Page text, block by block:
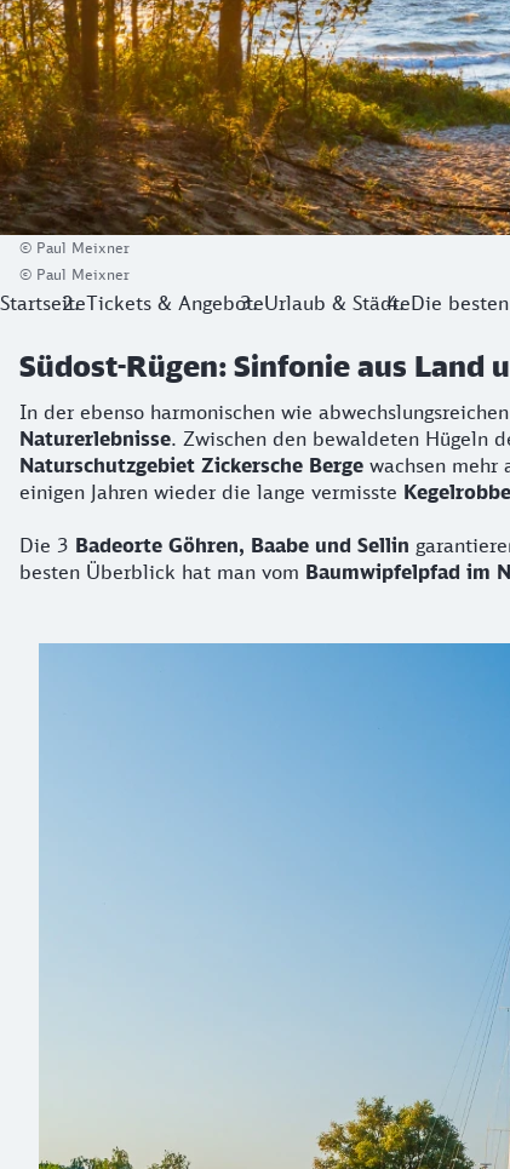
© Paul Meixner
© Paul Meixner
StartseiteTickets & AngeboteUrlaub & StädteDie
Südost-Rügen: Sinfonie aus Land
In der ebenso harmonischen wie
Naturerlebnisse. Zwischen den bewaldeten Hügeln
Naturschutzgebiet Zickersche Berge wachsen mehr
einigen Jahren wieder die lange vermisste Kegelrobbe
Die 3 Badeorte Göhren, Baabe und Sellin
besten Überblick hat man vom Baumwipfelpfad im